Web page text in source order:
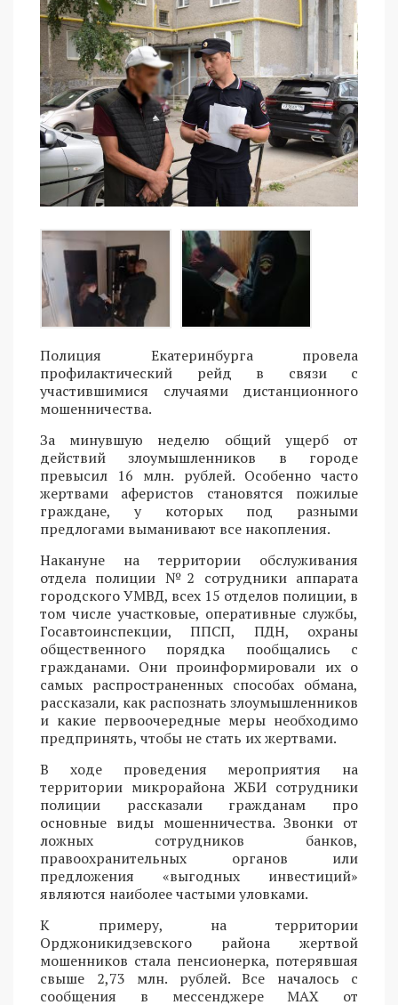
Полиция Екатеринбурга провела
профилактический рейд в связи с
участившимися случаями дистанционного
мошенничества.
За минувшую неделю общий ущерб от
действий злоумышленников в городе
превысил 16 млн. рублей. Особенно часто
жертвами аферистов становятся пожилые
граждане, у которых под разными
предлогами выманивают все накопления.
Накануне на территории обслуживания
отдела полиции №2 сотрудники аппарата
городского УМВД, всех 15 отделов полиции, в
том числе участковые, оперативные службы,
Госавтоинспекции, ППСП, ПДН, охраны
общественного порядка пообщались с
гражданами. Они проинформировали их о
самых распространенных способах обмана,
рассказали, как распознать злоумышленников
и какие первоочередные меры необходимо
предпринять, чтобы не стать их жертвами.
В ходе проведения мероприятия на
территории микрорайона ЖБИ сотрудники
полиции рассказали гражданам про
основные виды мошенничества. Звонки от
ложных сотрудников банков,
правоохранительных органов или
предложения «выгодных инвестиций»
являются наиболее частыми уловками.
К примеру, на территории
Орджоникидзевского района жертвой
мошенников стала пенсионерка, потерявшая
свыше 2,73 млн. рублей. Все началось с
сообщения в мессенджере MAX от